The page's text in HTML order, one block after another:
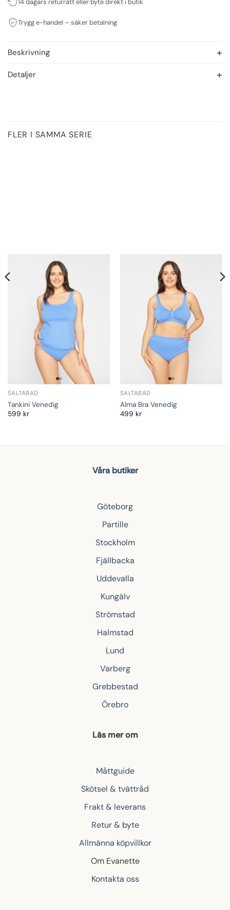
14 dagars returrätt eller byte direkt i butik
Trygg e-handel – säker betalning
Beskrivning
Detaljer
FLER I SAMMA SERIE
SALTABAD
Tankini Venedig
599 kr
SALTABAD
Alma Bra Venedig
499 kr
Våra butiker
Göteborg
Partille
Stockholm
Fjällbacka
Uddevalla
Kungälv
Strömstad
Halmstad
Lund
Varberg
Grebbestad
Örebro
Läs mer om
Måttguide
Skötsel & tvättråd
Frakt & leverans
Retur & byte
Allmänna köpvillkor
Om Evanette
Kontakta oss